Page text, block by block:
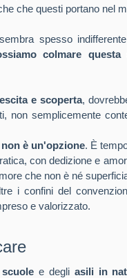
che questi portano nel
spesso
colmare questa
e scoperta,
non semplicemente
è un'opzione. È
con dedizione e
che non è né
i confini del
e valorizzato.
scuolee degli asili in